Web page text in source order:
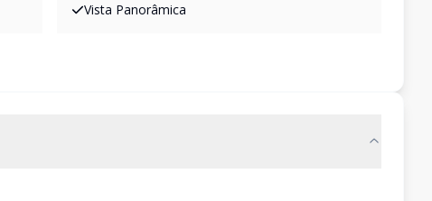
Vista Panorâmica